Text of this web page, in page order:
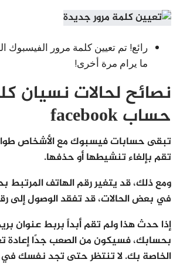
رائع! تم تعيين كلمة مرور الفيسبوك
ما يرام مرة أخرى!
نصائح لحالات نسيان
حساب facebook
تبقى حسابات فيسبوك مع الأشخاص
تقم بإلغاء تنشيطها أو حذفها.
ومع ذلك، قد يتغير رقم الهاتف المرتبط
في بعض الحالات، قد تفقد الوصول إلى
إذا حدث هذا ولم تقم أبداً بربط عنوان
بحسابك، فسيكون من الصعب جدًا إعادة
الخاصة بك. لا تنتظر حتى تجد نفسك في